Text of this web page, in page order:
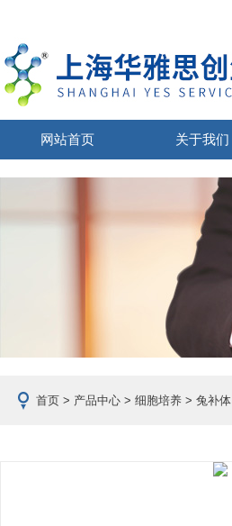
网站首页 关于我们
首页 > 产品中心 > 细胞培养 > 兔补体